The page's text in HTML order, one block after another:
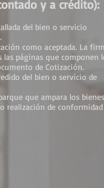
y a crédito):
del bien o servicio
como aceptada. La
las páginas que componen
de Cotización.
del bien o servicio de
que ampara los
realización de conformidad